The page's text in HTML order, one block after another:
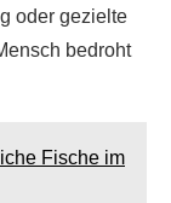
oder gezielte
bedroht
Fische im